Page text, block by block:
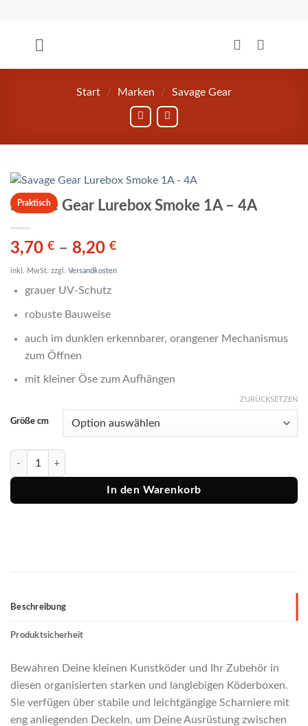
springen
Start / Marken / Savage Gear
Praktisch
Savage Gear Lurebox Smoke 1A – 4A
3,70 € – 8,20 €
inkl. MwSt. zzgl. Versandkosten
grauer UV-Schutz
robuste Bauweise
auch im dunklen erkennbarer, orangener Mechanismus
zum Öffnen
mit kleiner Öse zum Aufhängen
Größe cm
ZURÜCKSETZEN
Savage Gear Lurebox Smoke 1A - 4A Menge
In den Warenkorb
Beschreibung
Produktsicherheit
Bewahren Deine kleinen Kunstköder und Ihr Zubehör in
diesen organisierten starken und langlebigen Köderboxen.
Sie verfügen über stabile und leichtgängige Scharniere mit
eng anliegenden Deckeln, um Deine Ausrüstung zwischen